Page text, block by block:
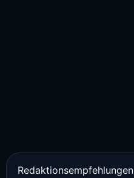
Redaktionsempfehlungen